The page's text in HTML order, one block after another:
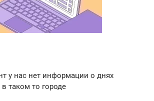
у нас нет информации о днях
таком то городе